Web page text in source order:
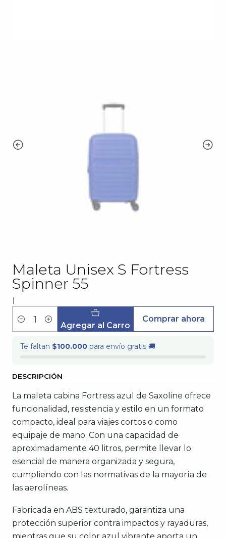
Maleta Unisex S Fortress
Spinner 55
|
Cantidad Agregar al Carro
Comprar ahora
Te faltan $100.000 para envío gratis 🚚
DESCRIPCIÓN
La maleta cabina Fortress azul de Saxoline ofrece
funcionalidad, resistencia y estilo en un formato
compacto, ideal para viajes cortos o como
equipaje de mano. Con una capacidad de
aproximadamente 40 litros, permite llevar lo
esencial de manera organizada y segura,
cumpliendo con las normativas de la mayoría de
las aerolíneas.
Fabricada en ABS texturado, garantiza una
protección superior contra impactos y rayaduras,